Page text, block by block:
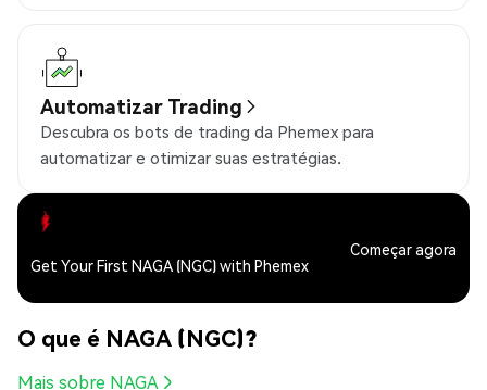
Automatizar Trading
Descubra os bots de trading da Phemex para
automatizar e otimizar suas estratégias.
Get Your First NAGA (NGC) with Phemex
Começar agora
O que é NAGA (NGC)?
Mais sobre NAGA